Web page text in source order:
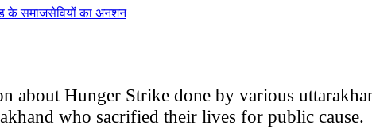
के समाजसेवियों का अनशन
about Hunger Strike done by various
who sacrified their lives for public cause.